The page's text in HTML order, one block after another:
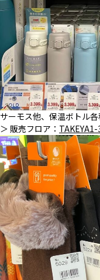
サーモス他、保温ボトル
＞ 販売フロア： TAKEYA1-